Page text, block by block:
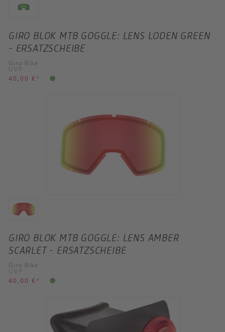
GIRO BLOK MTB GOGGLE: LENS LODEN GREEN
- ERSATZSCHEIBE
Giro Bike
UVP
40,00 € *
GIRO BLOK MTB GOGGLE: LENS AMBER
SCARLET - ERSATZSCHEIBE
Giro Bike
UVP
40,00 € *